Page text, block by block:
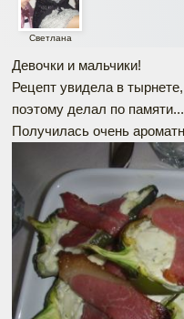
Светлана
Девочки и мальчики!
Рецепт увидела в
поэтому делал по памяти...
Получилась очень